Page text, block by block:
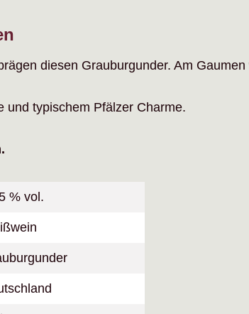
diesen Grauburgunder. Am
und typischem Pfälzer Charme.
% vol.